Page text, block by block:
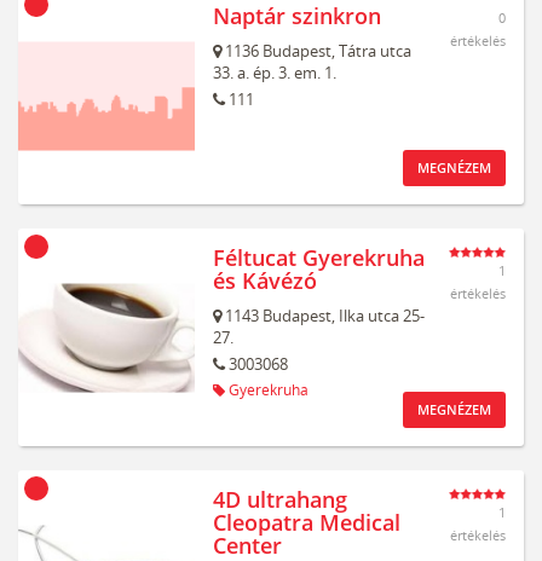
Naptár szinkron
1136 Budapest,Tátra utca
33. a. ép. 3. em. 1.
111
0
értékelés
MEGNÉZEM
Féltucat Gyerekruha
és Kávézó
1143 Budapest, Ilka utca 25-
27.
3003068
Gyerekruha
1
értékelés
MEGNÉZEM
4D ultrahang
Cleopatra Medical
Center
1
értékelés